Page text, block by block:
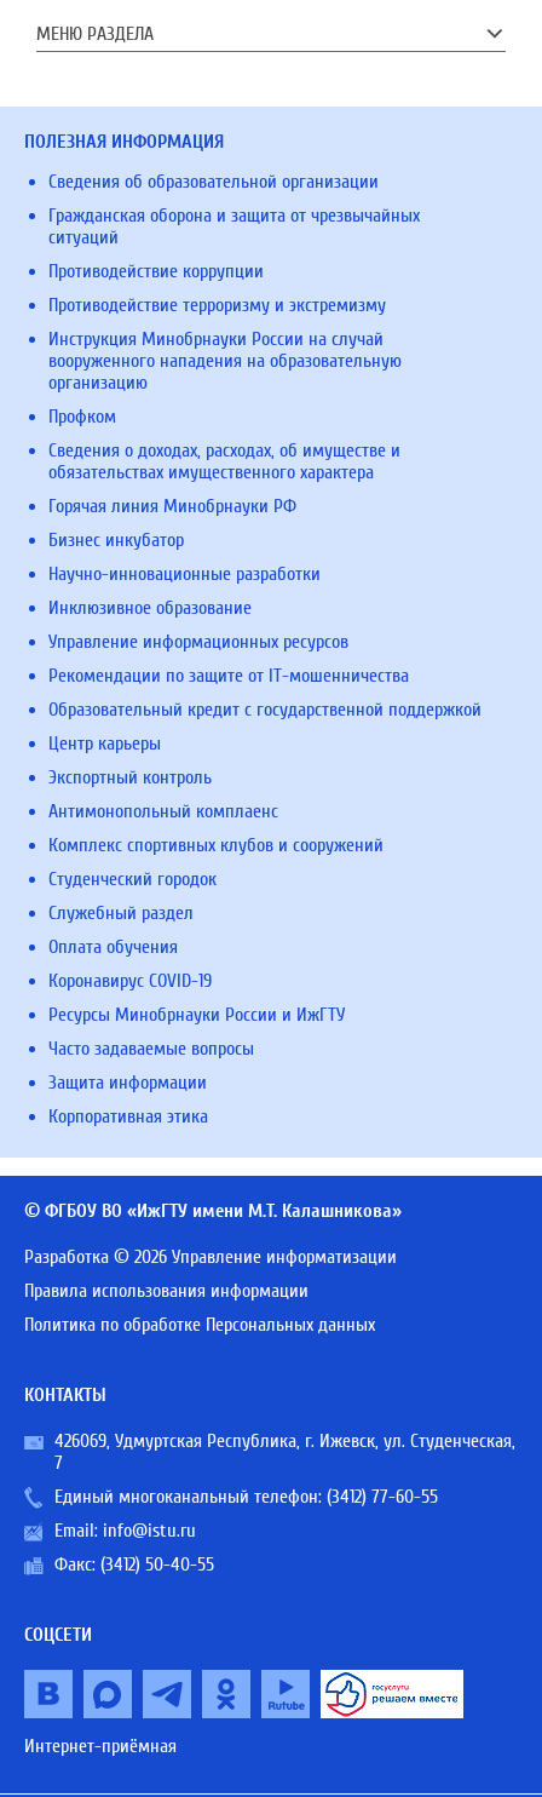
МЕНЮ РАЗДЕЛА
ПОЛЕЗНАЯ ИНФОРМАЦИЯ
Сведения об образовательной организации
Гражданская оборона и защита от чрезвычайных
ситуаций
Противодействие коррупции
Противодействие терроризму и экстремизму
Инструкция Минобрнауки России на случай
вооруженного нападения на образовательную
организацию
Профком
Сведения о доходах, расходах, об имуществе и
обязательствах имущественного характера
Горячая линия Минобрнауки РФ
Бизнес инкубатор
Научно-инновационные разработки
Инклюзивное образование
Управление информационных ресурсов
Рекомендации по защите от IT-мошенничества
Образовательный кредит с государственной поддержкой
Центр карьеры
Экспортный контроль
Антимонопольный комплаенс
Комплекс спортивных клубов и сооружений
Студенческий городок
Служебный раздел
Оплата обучения
Коронавирус COVID-19
Ресурсы Минобрнауки России и ИжГТУ
Часто задаваемые вопросы
Защита информации
Корпоративная этика
© ФГБОУ ВО «ИжГТУ имени М.Т. Калашникова»
Разработка © 2026 Управление информатизации
Правила использования информации
Политика по обработке Персональных данных
КОНТАКТЫ
426069, Удмуртская Республика, г. Ижевск, ул. Студенческая,
7
Единый многоканальный телефон: (3412) 77-60-55
Email: info@istu.ru
Факс: (3412) 50-40-55
СОЦСЕТИ
Интернет-приёмная